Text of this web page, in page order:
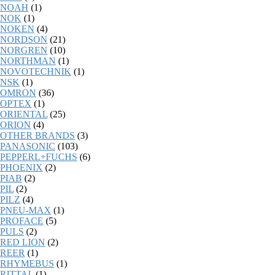
NOAH (1)
NOK (1)
NOKEN (4)
NORDSON (21)
NORGREN (10)
NORTHMAN (1)
NOVOTECHNIK (1)
NSK (1)
OMRON (36)
OPTEX (1)
ORIENTAL (25)
ORION (4)
OTHER BRANDS (3)
PANASONIC (103)
PEPPERL+FUCHS (6)
PHOENIX (2)
PIAB (2)
PIL (2)
PILZ (4)
PNEU-MAX (1)
PROFACE (5)
PULS (2)
RED LION (2)
REER (1)
RHYMEBUS (1)